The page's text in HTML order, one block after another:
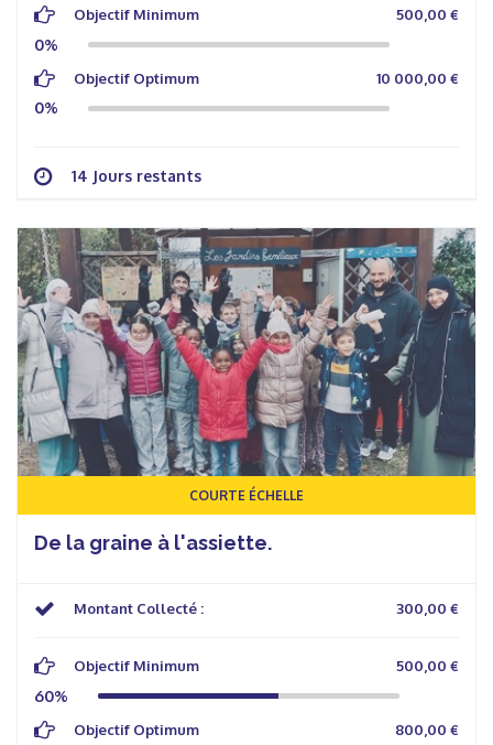
Objectif Minimum 500,00 €
0%
Objectif Optimum 10 000,00 €
0%
14 Jours restants
COURTE ÉCHELLE
De la graine à l'assiette.
Montant Collecté : 300,00 €
Objectif Minimum 500,00 €
60%
Objectif Optimum 800,00 €